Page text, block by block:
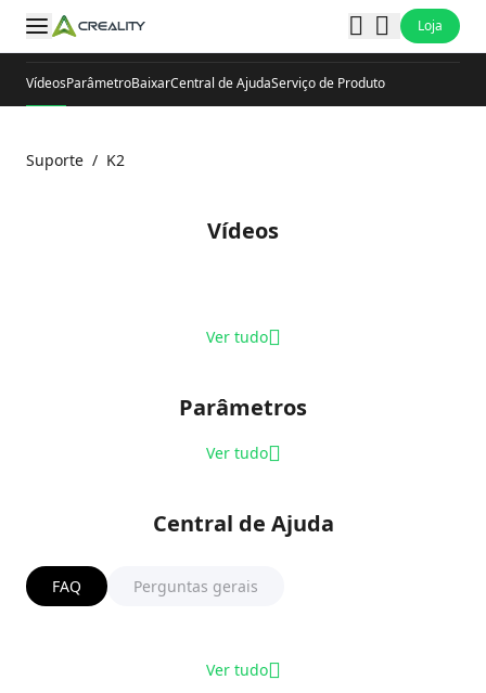
Loja
VídeosParâmetroBaixarCentral de AjudaServiço de Produto
Suporte / K2
Vídeos
Ver tudo
Parâmetros
Ver tudo
Central de Ajuda
FAQ Perguntas gerais
Ver tudo